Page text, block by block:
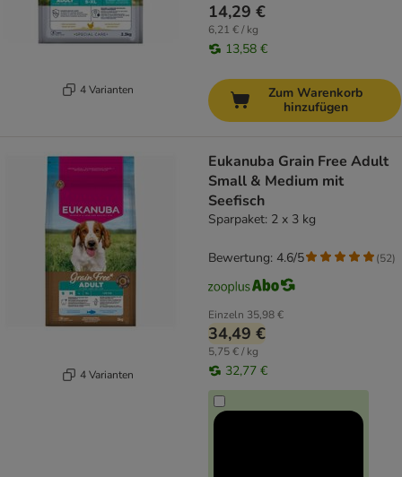
4 Varianten
14,29 €
6,21 € / kg
13,58 €
Zum Warenkorb
hinzufügen
4 Varianten
Eukanuba Grain Free Adult
Small & Medium mit
Seefisch
Sparpaket: 2 x 3 kg
Einzeln 35,98 €
34,49 €
5,75 € / kg
32,77 €
Bewertung: 4.6/5 (52)